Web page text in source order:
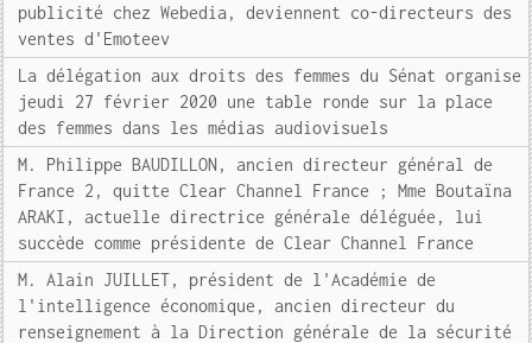
publicité chez Webedia, deviennent co-directeurs des
ventes d'Emoteev
La délégation aux droits des femmes du Sénat organise
jeudi 27 février 2020 une table ronde sur la place
des femmes dans les médias audiovisuels
M. Philippe BAUDILLON, ancien directeur général de
France 2, quitte Clear Channel France ; Mme Boutaïna
ARAKI, actuelle directrice générale déléguée, lui
succède comme présidente de Clear Channel France
M. Alain JUILLET, président de l'Académie de
l'intelligence économique, ancien directeur du
renseignement à la Direction générale de la sécurité